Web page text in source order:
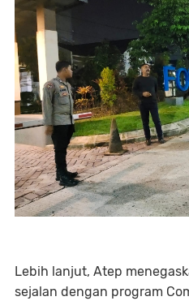
Lebih lanjut, Atep
sejalan dengan program